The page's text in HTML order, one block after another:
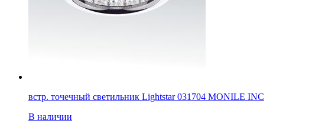
встр. точечный светильник Lightstar 031704 MONILE INC
В наличии